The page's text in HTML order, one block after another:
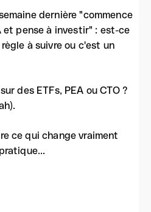
dernière "commence
pense à investir" : est-ce
à suivre ou c'est un
des ETFs, PEA ou CTO ?
ce qui change vraiment